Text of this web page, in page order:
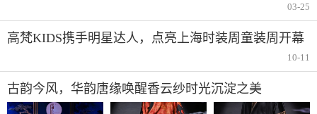
03-25
高梵KIDS携手明星达人，点亮上海时装周童装周开幕
10-11
古韵今风，华韵唐缘唤醒香云纱时光沉淀之美